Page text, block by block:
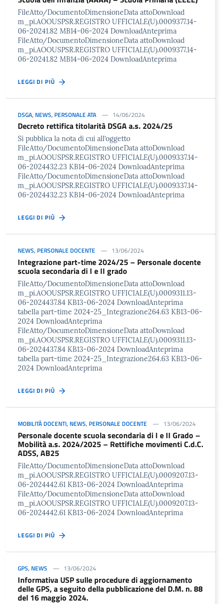
FileAtto/DocumentoDimensioneData attoDownload
m_pi.AOOUSPSR.REGISTRO UFFICIALE(U).0009377.14-
06-20241.82 MB14-06-2024 DownloadAnteprima
FileAtto/DocumentoDimensioneData attoDownload
m_pi.AOOUSPSR.REGISTRO UFFICIALE(U).0009377.14-
06-20241.82 MB14-06-2024 DownloadAnteprima
LEGGI DI PIÙ
DSGA, NEWS, PERSONALE ATA 14/06/2024
Decreto rettifica titolarità DSGA a.s. 2024/25
Si pubblica la nota di cui all’oggetto
FileAtto/DocumentoDimensioneData attoDownload
m_pi.AOOUSPSR.REGISTRO UFFICIALE(U).0009337.14-
06-2024432.23 KB14-06-2024 DownloadAnteprima
FileAtto/DocumentoDimensioneData attoDownload
m_pi.AOOUSPSR.REGISTRO UFFICIALE(U).0009337.14-
06-2024432.23 KB14-06-2024 DownloadAnteprima
LEGGI DI PIÙ
NEWS, PERSONALE DOCENTE 13/06/2024
Integrazione part-time 2024/25 – Personale docente
scuola secondaria di I e II grado
FileAtto/DocumentoDimensioneData attoDownload
m_pi.AOOUSPSR.REGISTRO UFFICIALE(U).0009311.13-
06-2024437.84 KB13-06-2024 DownloadAnteprima
tabella part-time 2024-25_Integrazione264.63 KB13-06-
2024 DownloadAnteprima
FileAtto/DocumentoDimensioneData attoDownload
m_pi.AOOUSPSR.REGISTRO UFFICIALE(U).0009311.13-
06-2024437.84 KB13-06-2024 DownloadAnteprima
tabella part-time 2024-25_Integrazione264.63 KB13-06-
2024 DownloadAnteprima
LEGGI DI PIÙ
MOBILITÀ DOCENTI, NEWS, PERSONALE DOCENTE 13/06/2024
Personale docente scuola secondaria di I e II Grado –
Mobilità a.s. 2024/2025 – Rettifiche movimenti C.d.C.
ADSS, AB25
FileAtto/DocumentoDimensioneData attoDownload
m_pi.AOOUSPSR.REGISTRO UFFICIALE(U).0009207.13-
06-2024442.61 KB13-06-2024 DownloadAnteprima
FileAtto/DocumentoDimensioneData attoDownload
m_pi.AOOUSPSR.REGISTRO UFFICIALE(U).0009207.13-
06-2024442.61 KB13-06-2024 DownloadAnteprima
LEGGI DI PIÙ
GPS, NEWS 13/06/2024
Informativa USP sulle procedure di aggiornamento
delle GPS, a seguito della pubblicazione del D.M. n. 88
del 16 maggio 2024.